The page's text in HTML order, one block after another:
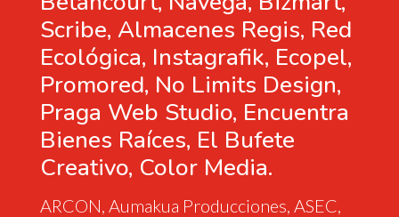
Scribe, Almacenes Regis, Red
Ecológica, Instagrafik, Ecopel,
Promored, No Limits Design,
Praga Web Studio, Encuentra
Bienes Raíces, El Bufete
Creativo, Color Media.
ARCON, Aumakua Producciones, ASEC,